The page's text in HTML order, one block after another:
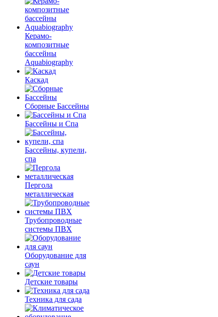
Керамо-
композитные
бассейны
Aquabiography
Каскад
Сборные Бассейны
Бассейны и Спа
Бассейны, купели,
спа
Пергола
металлическая
Трубопроводные
системы ПВХ
Оборудование для
саун
Детские товары
Техника для сада